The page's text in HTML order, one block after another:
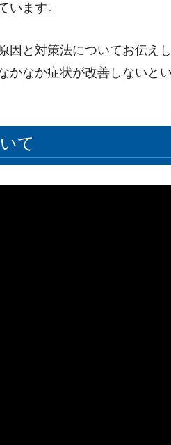
います。
と対策法についてお伝えし
かなか症状が改善しないと
て